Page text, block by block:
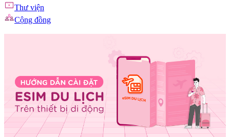
Thư viện
Cộng đồng